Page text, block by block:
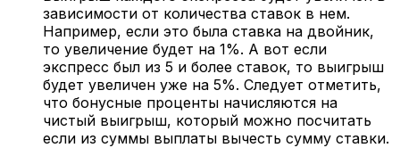
зависимости от количества ставок в нем.
Например, если это была ставка на двойник,
то увеличение будет на 1%. А вот если
экспресс был из 5 и более ставок, то выигрыш
будет увеличен уже на 5%. Следует отметить,
что бонусные проценты начисляются на
чистый выигрыш, который можно посчитать
если из суммы выплаты вычесть сумму ставки.